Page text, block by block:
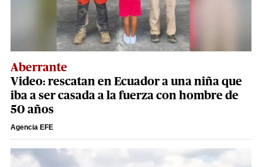
Aberrante
Video: rescatan en Ecuador a una niña que
iba a ser casada a la fuerza con hombre de
50 años
Agencia EFE